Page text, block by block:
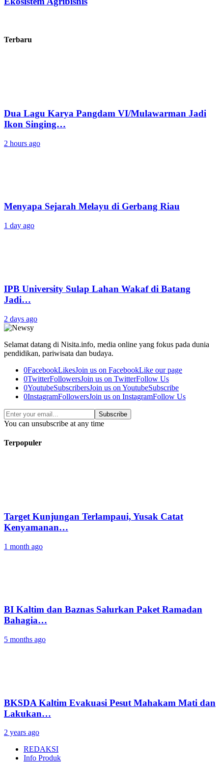
Terbaru
Dua Lagu Karya Pangdam VI/Mulawarman Jadi
Ikon Singing…
2 hours ago
Menyapa Sejarah Melayu di Gerbang Riau
1 day ago
IPB University Sulap Lahan Wakaf di Batang
Jadi…
2 days ago
Selamat datang di Nisita.info, media online yang fokus pada dunia
pendidikan, pariwisata dan budaya.
0FacebookLikesJoin us on FacebookLike our page
0TwitterFollowersJoin us on TwitterFollow Us
0YoutubeSubscribersJoin us on YoutubeSubscribe
0InstagramFollowersJoin us on InstagramFollow Us
Subscribe
You can unsubscribe at any time
Terpopuler
Target Kunjungan Terlampaui, Yusak Catat
Kenyamanan…
1 month ago
BI Kaltim dan Baznas Salurkan Paket Ramadan
Bahagia…
5 months ago
BKSDA Kaltim Evakuasi Pesut Mahakam Mati dan
Lakukan…
2 years ago
REDAKSI
Info Produk